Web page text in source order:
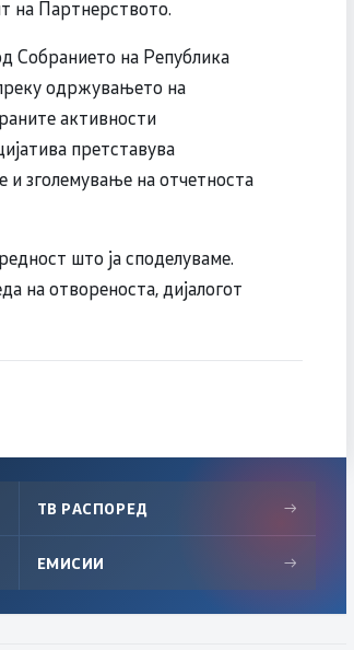
на Партнерството.
Собранието на Република
одржувањето на
активности
претставува
зголемување на отчетноста
што ја споделуваме.
на отвореноста, дијалогот
ТВ РАСПОРЕД →
ЕМИСИИ →